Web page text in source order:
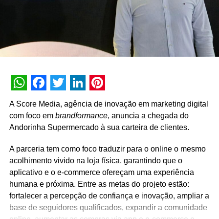
plano expressivo de expansão pela frente.
Para Camila, também é um momento especial. “Estou
muito feliz por ser a primeira pessoa escolhida para
representar a marca no Brasil. Fiquei muito honrada em
um chocolate que tem características de luxo e também
umapproachmais acessível. Esse realmente é o meu
estilo, entrego isso em muitos sentidos, mas também sou
muito próxima das pessoas e elas se sentem à vontade
de consumir. Tenho certeza de que é um cliente que
TÓPICOS RELACIONADOS:
A SEGUIR
TeamViewer lança solução gratuita de IoT para
empresas e consumidores
WhatsApp
Facebook
Twitter
LinkedIn
Pinterest
A Score Media, agência de inovação em marketing digital
com foco em brandformance, anuncia a chegada do
Andorinha Supermercado à sua carteira de clientes.
A parceria tem como foco traduzir para o online o mesmo
acolhimento vivido na loja física, garantindo que o
aplicativo e o e-commerce ofereçam uma experiência
humana e próxima. Entre as metas do projeto estão:
fortalecer a percepção de confiança e inovação, ampliar a
base de seguidores qualificados, expandir a comunidade